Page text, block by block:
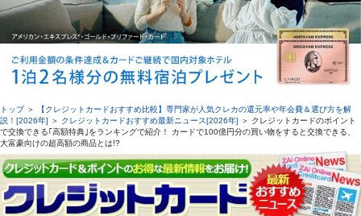
トップ＞
【クレジットカードおすすめ比較】専門家が人気クレカの還元率や年会費＆選び方を解
説！[2026年] ＞ クレジットカードおすすめ最新ニュース[2026年] ＞ クレジットカードのポイント
で交換できる｢高額特典｣をランキングで紹介！ カードで100億円分の買い物をすると交換できる、
大富豪向けの超高額の商品とは!?